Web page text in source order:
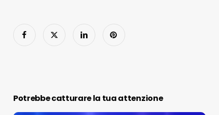
Potrebbe catturare la tua attenzione